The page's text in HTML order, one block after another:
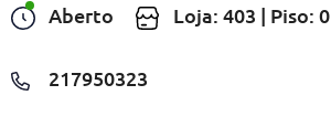
Aberto Loja: 403 | Piso: 0
217950323